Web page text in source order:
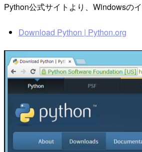
Python公式サイトより、Windowsの
Download Python | Python.org